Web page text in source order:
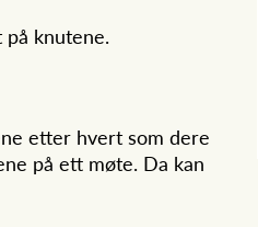
på knutene.
etter hvert som dere
på ett møte. Da kan